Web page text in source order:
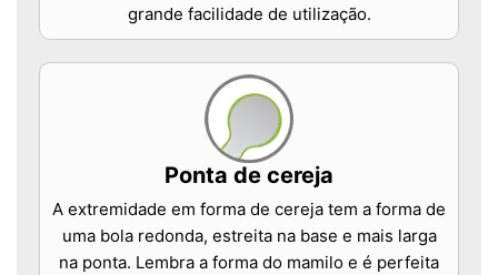
grande facilidade de utilização.
Ponta de cereja
A extremidade em forma de cereja tem a forma de
uma bola redonda, estreita na base e mais larga
na ponta. Lembra a forma do mamilo e é perfeita